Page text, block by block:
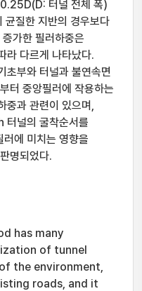
터널 전체 폭)
균질한 지반의 경우보다
가한 필러하중은
라 다르게 나타났다.
초부와 터널과 불연속면
터 중앙필러에 작용하는
중과 관련이 있으며,
널의 굴착순서를
러에 미치는 영향을
명되었다.
has many
of tunnel
the environment,
roads, and it